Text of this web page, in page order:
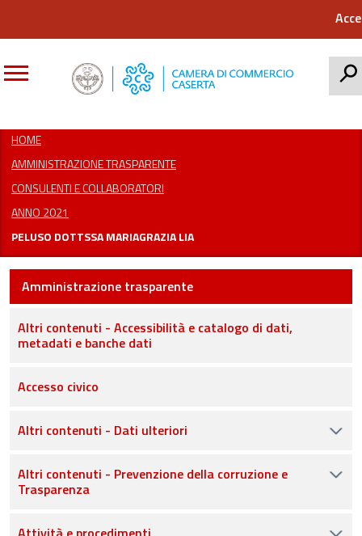
HOME
AMMINISTRAZIONE TRASPARENTE
CONSULENTI E COLLABORATORI
ANNO 2021
PELUSO DOTTSSA MARIAGRAZIA LIA
Amministrazione trasparente
Altri contenuti - Accessibilità e catalogo di dati,
metadati e banche dati
Accesso civico
Altri contenuti - Dati ulteriori
Altri contenuti - Prevenzione della corruzione e
Trasparenza